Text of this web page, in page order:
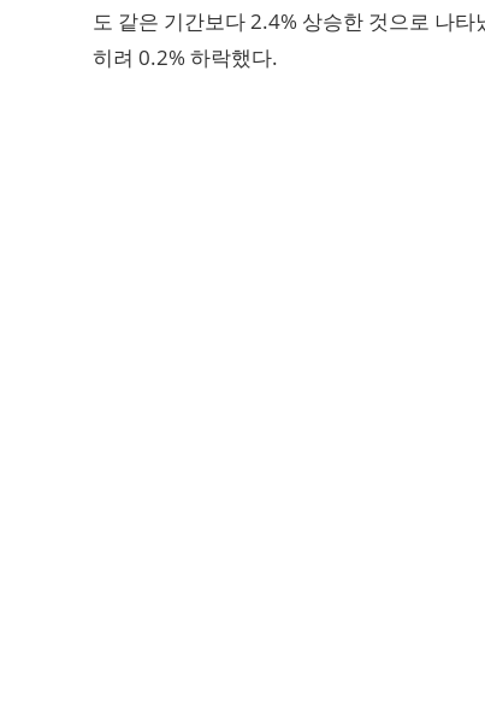
도 같은 기간보다 2.4% 상승한 것으로 나
히려 0.2% 하락했다.